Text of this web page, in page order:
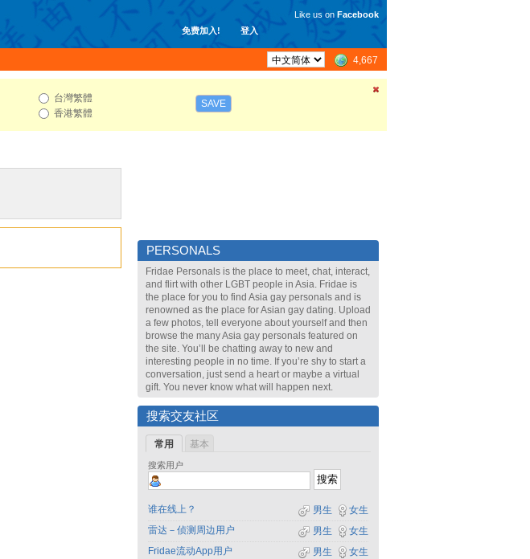
免费加入! 登入
Like us on Facebook
4,667
台灣繁體
香港繁體
SAVE
PERSONALS
Fridae Personals is the place to meet, chat, interact,
and flirt with other LGBT people in Asia. Fridae is
the place for you to find Asia gay personals and is
renowned as the place for Asian gay dating. Upload
a few photos, tell everyone about yourself and then
browse the many Asia gay personals featured on
the site. You’ll be chatting away to new and
interesting people in no time. If you’re shy to start a
conversation, just send a heart or maybe a virtual
gift. You never know what will happen next.
搜索交友社区
常用 基本
搜索用户
谁在线上？ 女生
男生
雷达－侦测周边用户
女生
男生
Fridae流动App用户
女生
男生